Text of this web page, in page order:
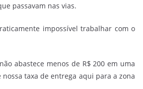
passavam nas vias.
impossível trabalhar com o
abastece menos de R$ 200 em uma
taxa de entrega aqui para a zona